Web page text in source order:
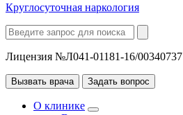
Круглосуточная наркология
Лицензия №Л041-01181-16/00340737
Вызвать врача Задать вопрос
О клинике